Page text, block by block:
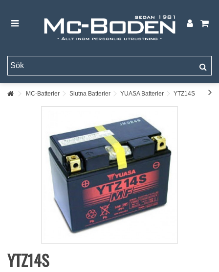
MC-Batterier Slutna Batterier YUASA Batterier YTZ14S
YTZ14S